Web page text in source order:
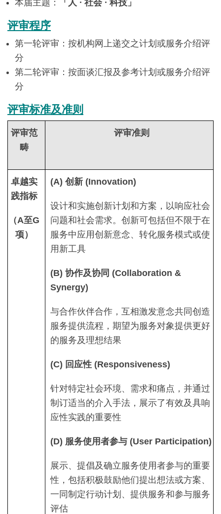
本届主题： 「人 ∙ 社会 ∙ 科技」
评审程序
第一轮评审：按机构网上递交之计划或服务介绍评
分
第二轮评审：按面谈汇报及参考计划或服务介绍评
分
评审标准及准则
评审范
畴
评审准则
卓越实
践指标
（A至G
项）
(A) 创新 (Innovation)
设计和实施创新计划和方案，以响应社会
问题和社会需求。创新可包括但不限于在
服务中应用创新意念、转化服务模式或使
用新工具
(B) 协作及协同 (Collaboration &
Synergy)
与合作伙伴合作，互相激发意念共同创造
服务提供流程，期望为服务对象提供更好
的服务及理想结果
(C) 回应性 (Responsiveness)
针对特定社会环境、需求和痛点，并通过
制订适当的介入手法，展示了有效及具响
应性实践的重要性
(D) 服务使用者参与 (User Participation)
展示、提倡及确立服务使用者参与的重要
性，包括积极鼓励他们提出想法或方案、
一同制定行动计划、提供服务和参与服务
评估